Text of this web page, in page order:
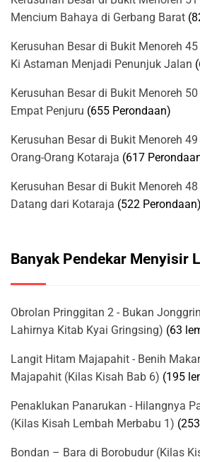
Mencium Bahaya di Gerbang Barat
Kerusuhan Besar di Bukit Menoreh
Ki Astaman Menjadi Penunjuk Jalan
Kerusuhan Besar di Bukit Menoreh
Empat Penjuru (655 Perondaan)
Kerusuhan Besar di Bukit Menoreh
Orang-Orang Kotaraja (617
Kerusuhan Besar di Bukit Menoreh
Datang dari Kotaraja (522 Perondaan)
Banyak Pendekar Menyisir
Obrolan Pringgitan 2 - Bukan
Lahirnya Kitab Kyai Gringsing) (63
Langit Hitam Majapahit - Benih
Majapahit (Kilas Kisah Bab 6) (195
Penaklukan Panarukan - Hilangnya
(Kilas Kisah Lembah Merbabu 1)
Bondan – Bara di Borobudur (Kilas